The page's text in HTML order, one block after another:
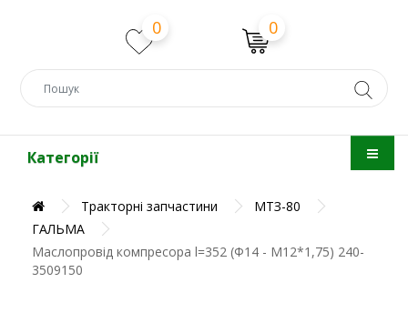
0 0
Категорії
Тракторні запчастини
МТЗ-80
ГАЛЬМА
Маслопровід компресора l=352 (Ф14 - М12*1,75) 240-
3509150